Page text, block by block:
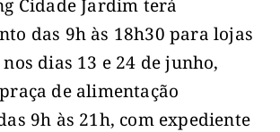
Cidade Jardim terá
das 9h às 18h30 para lojas
dias 13 e 24 de junho,
de alimentação
9h às 21h, com expediente